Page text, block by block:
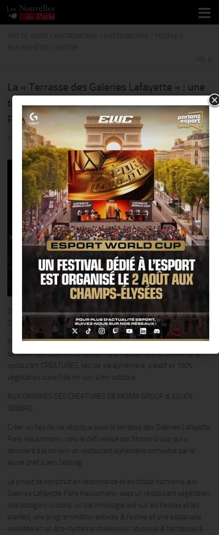
Skip to content
La « Terrasse des Galeries Lafayette » : une
terrasse luxuriante sur le plus beau toit de
Paris !!
THIERRY KER 18 MAI 2019· MIS À JOUR 7 JUIN 2019
CRÉATURES – UNE ÉCHAPPATOIRE URBAINE SUR LA TERRASSE
DES GALERIES LAFAYETTE PARIS HAUSSMANN !!
Porté par Moma Group, le chef Julien Sebbag s’installe sur la
terrasse des Galeries Lafayette Paris Haussmann et présente le
restaurant CRÉATURES, lieu de vie éphémère, créatif et 100%
végétarien ouvert de mi-juin à mi-octobre.
AUX ORIGINES DES CRÉATURES DE MOMA GROUP & JULIEN
SEBBAG
Créer un lieu de vie atypique pour la terrasse des Galeries Lafayette
Paris Haussmann : voici le défi relevé par Moma Group qui y
dévoilera à la mi-juin un restaurant éphémère orchestré par le
jeune chef Julien Sebbag.
Le projet se construit en résonnance et en totale harmonie aux
Galeries Lafayette Paris Haussmann, avec un restaurant végétarien,
des potagers urbains, un bar mixologie axé sur les herbes et les
plantes, une programmation estivale & festive et une esplanade
revisitée en un éco-système chaleureux, atypique & fantasque à